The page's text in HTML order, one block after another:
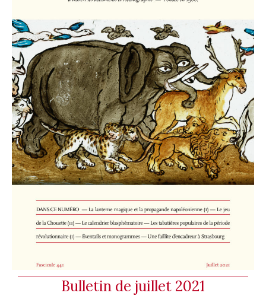
Bulletin de juillet 2021